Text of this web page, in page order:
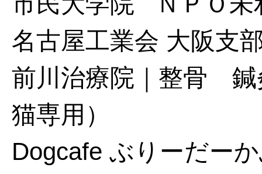
名古屋工業会 大阪支
前川治療院｜整骨
猫専用）
Dogcafe ぶりーだー